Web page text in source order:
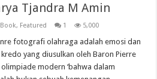
Tjandra M Amin
Book, Featured 1 5,000
fotografi olahraga adalah emosi dan
yang diusulkan oleh Baron Pierre
modern ‘bahwa dalam